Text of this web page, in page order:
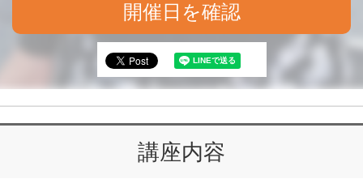
開催日を確認
講座内容